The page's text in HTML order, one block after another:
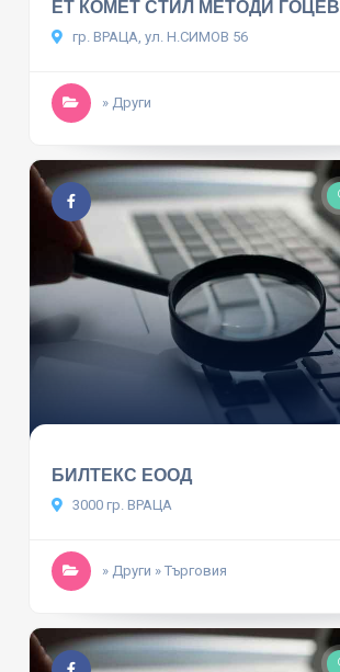
ЕТ КОМЕТ СТИЛ МЕТОДИ ГОЦЕВ
гр. ВРАЦА, ул. Н.СИМОВ 56
» Други
БИЛТЕКС ЕООД
3000 гр. ВРАЦА
» Други » Търговия